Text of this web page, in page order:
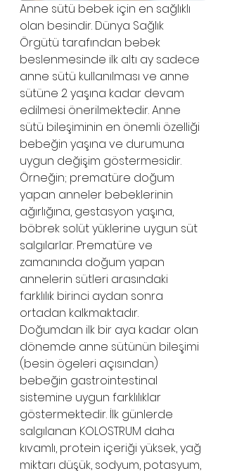
Anne sütü bebek için en sağlıklı
olan besindir. Dünya Sağlık
Örgütü tarafından bebek
beslenmesinde ilk altı ay sadece
anne sütü kullanılması ve anne
sütüne 2 yaşına kadar devam
edilmesi önerilmektedir. Anne
sütü bileşiminin en önemli özelliği
bebeğin yaşına ve durumuna
uygun değişim göstermesidir.
Örneğin; prematüre doğum
yapan anneler bebeklerinin
ağırlığına, gestasyon yaşına,
böbrek solüt yüklerine uygun süt
salgılarlar. Prematüre ve
zamanında doğum yapan
annelerin sütleri arasındaki
farklılık birinci aydan sonra
ortadan kalkmaktadır.
Doğumdan ilk bir aya kadar olan
dönemde anne sütünün bileşimi
(besin ögeleri açısından)
bebeğin gastrointestinal
sistemine uygun farklılıklar
göstermektedir. İlk günlerde
salgılanan KOLOSTRUM daha
kıvamlı, protein içeriği yüksek, yağ
miktarı düşük, sodyum, potasyum,